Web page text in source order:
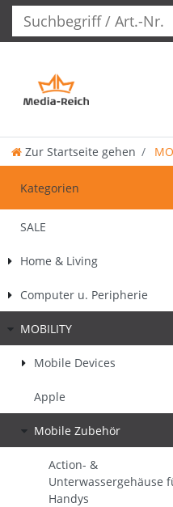
Zur Startseite gehen
Kategorien
SALE
Home & Living
Computer u. Peripherie
MOBILITY
Mobile Devices
Apple
Mobile Zubehör
Action- &
Unterwassergehäuse
Handys